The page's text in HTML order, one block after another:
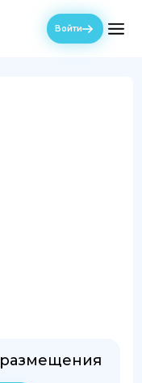
Войти
размещения